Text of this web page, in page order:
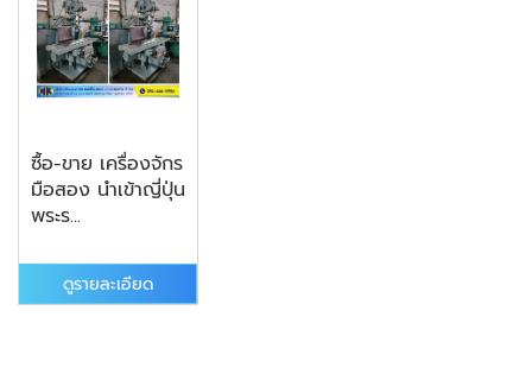
ซื้อ-ขาย เครื่องจักร
มือสอง นำเข้าญี่ปุ่น
พระร...
ดูรายละเอียด